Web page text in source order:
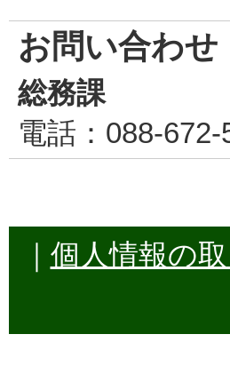
お問い合わせ
総務課
電話 ：088-
｜ 個人情報の